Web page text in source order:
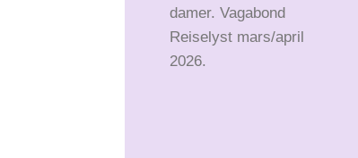
damer. Vagabond
Reiselyst mars/april
2026.